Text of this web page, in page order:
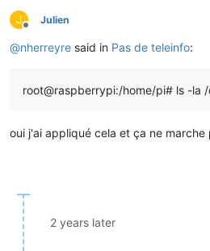
J
Offline
Julien
@nherreyre said in Pas de teleinfo:
root@raspberrypi:/home/pi# ls -la
oui j'ai appliqué cela et ça ne marche
2 years later